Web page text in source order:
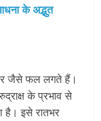
के अद्भुत
जैसे फल लगते हैं।
के प्रभाव से
है। इसे रातभर